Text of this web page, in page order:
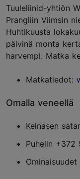
Tuuleliinid-yhtiön
Prangliin Viimsin
Huhtikuusta
päivinä monta
harvempi. Matka
Matkatiedot:
Omalla veneellä
Kelnasen
Puhelin +372